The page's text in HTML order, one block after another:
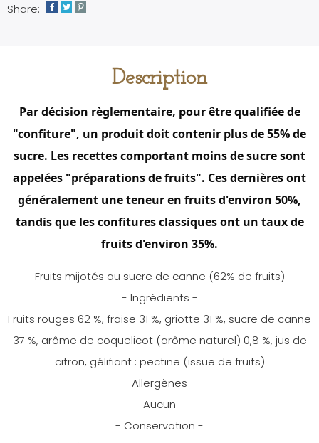
Share:
Description
Par décision règlementaire, pour être qualifiée de
"confiture", un produit doit contenir plus de 55% de
sucre. Les recettes comportant moins de sucre sont
appelées "préparations de fruits". Ces dernières ont
généralement une teneur en fruits d'environ 50%,
tandis que les confitures classiques ont un taux de
fruits d'environ 35%.
Fruits mijotés au sucre de canne (62% de fruits)
- Ingrédients -
Fruits rouges 62 %, fraise 31 %, griotte 31 %, sucre de canne
37 %, arôme de coquelicot (arôme naturel) 0,8 %, jus de
citron, gélifiant : pectine (issue de fruits)
- Allergènes -
Aucun
- Conservation -